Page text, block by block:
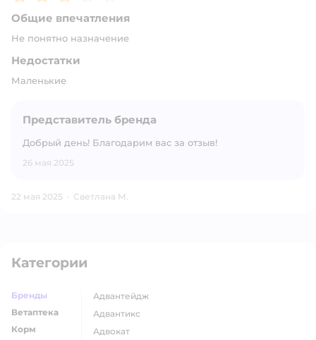
Общие впечатления
Не понятно назначение
Недостатки
Маленькие
Представитель бренда
Добрый день! Благодарим вас за отзыв!
26 мая 2025
22 мая 2025 · Светлана М.
Категории
Бренды
Ветаптека
Корм
адвантейдж
адвантикс
адвокат